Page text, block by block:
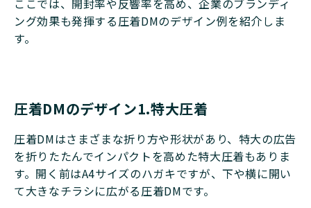
ここでは、開封率や反響率を高め、企業のブランディ
ング効果も発揮する圧着DMのデザイン例を紹介しま
す。
圧着DMのデザイン1.特大圧着
圧着DMは​​さまざまな折り方や形状があり、特大の広告
を折りたたんでインパクトを高めた特大圧着もありま
す。開く前はA4サイズのハガキですが、下や横に開い
て大きなチラシに広がる圧着DMです。